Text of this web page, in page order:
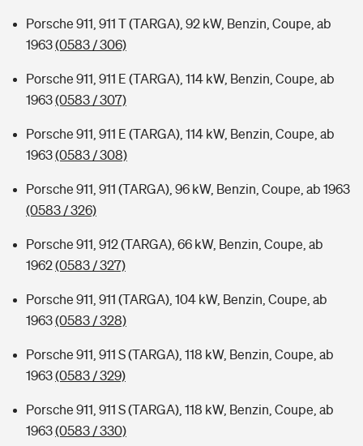
Porsche 911, 911 T (TARGA), 92 kW, Benzin, Coupe, ab
1963(0583 / 306)
Porsche 911, 911 E (TARGA), 114 kW, Benzin, Coupe, ab
1963(0583 / 307)
Porsche 911, 911 E (TARGA), 114 kW, Benzin, Coupe, ab
1963(0583 / 308)
Porsche 911, 911 (TARGA), 96 kW, Benzin, Coupe, ab 1963
(0583 / 326)
Porsche 911, 912 (TARGA), 66 kW, Benzin, Coupe, ab
1962(0583 / 327)
Porsche 911, 911 (TARGA), 104 kW, Benzin, Coupe, ab
1963(0583 / 328)
Porsche 911, 911 S (TARGA), 118 kW, Benzin, Coupe, ab
1963(0583 / 329)
Porsche 911, 911 S (TARGA), 118 kW, Benzin, Coupe, ab
1963(0583 / 330)